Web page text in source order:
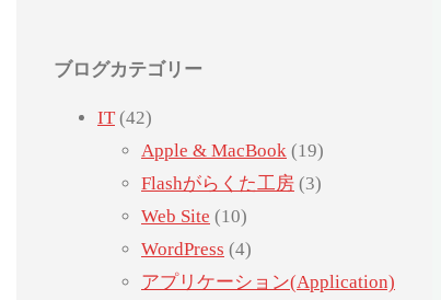
ブログカテゴリー
IT (42)
Apple & MacBook (19)
Flashがらくた工房 (3)
Web Site (10)
WordPress (4)
アプリケーション(Application)